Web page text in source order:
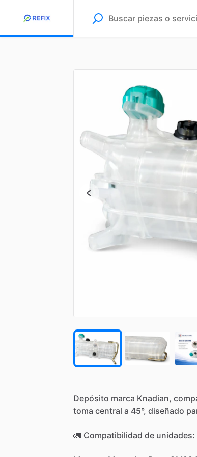
Depósito marca Knadian,
toma central a 45°, diseñado
🚛 Compatibilidad de unidades: